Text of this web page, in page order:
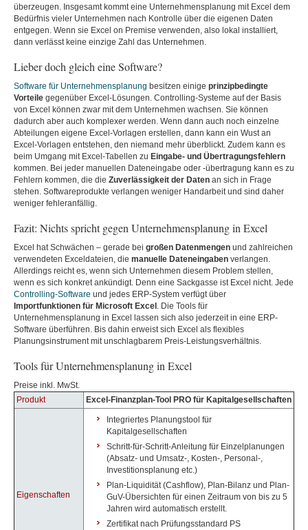
überzeugen. Insgesamt kommt eine Unternehmensplanung mit Excel dem
Bedürfnis vieler Unternehmen nach Kontrolle über die eigenen Daten
entgegen. Wenn sie Excel on Premise verwenden, also lokal installiert,
dann verlässt keine einzige Zahl das Unternehmen.
Lieber doch gleich eine Software?
Software für Unternehmensplanung besitzen einige prinzipbedingte
Vorteile gegenüber Excel-Lösungen. Controlling-Systeme auf der Basis
von Excel können zwar mit dem Unternehmen wachsen. Sie können
dadurch aber auch komplexer werden. Wenn dann auch noch einzelne
Abteilungen eigene Excel-Vorlagen erstellen, dann kann ein Wust an
Excel-Vorlagen entstehen, den niemand mehr überblickt. Zudem kann es
beim Umgang mit Excel-Tabellen zu Eingabe- und Übertragungsfehlern
kommen. Bei jeder manuellen Dateneingabe oder -übertragung kann es zu
Fehlern kommen, die die Zuverlässigkeit der Daten an sich in Frage
stehen. Softwareprodukte verlangen weniger Handarbeit und sind daher
weniger fehleranfällig.
Fazit: Nichts spricht gegen Unternehmensplanung in Excel
Excel hat Schwächen – gerade bei großen Datenmengen und zahlreichen
verwendeten Exceldateien, die manuelle Dateneingaben verlangen.
Allerdings reicht es, wenn sich Unternehmen diesem Problem stellen,
wenn es sich konkret ankündigt. Denn eine Sackgasse ist Excel nicht. Jede
Controlling-Software und jedes ERP-System verfügt über
Importfunktionen für Microsoft Excel . Die Tools für
Unternehmensplanung in Excel lassen sich also jederzeit in eine ERP-
Software überführen. Bis dahin erweist sich Excel als flexibles
Planungsinstrument mit unschlagbarem Preis-Leistungsverhältnis.
Tools für Unternehmensplanung in Excel
Preise inkl. MwSt.
Produkt
Excel-Finanzplan-Tool PRO für Kapitalgesellschaften
Eigenschaften
Integriertes Planungstool für
Kapitalgesellschaften
Schritt-für-Schritt-Anleitung für Einzelplanungen
(Absatz- und Umsatz-, Kosten-, Personal-,
Investitionsplanung etc.)
Plan-Liquidität (Cashflow), Plan-Bilanz und Plan-
GuV-Übersichten für einen Zeitraum von bis zu 5
Jahren wird automatisch erstellt.
Zertifikat nach Prüfungsstandard PS